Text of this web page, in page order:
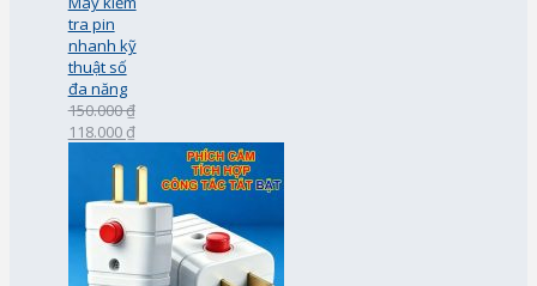
tra pin
nhanh kỹ
thuật số
đa năng
150.000 ₫
118.000 ₫